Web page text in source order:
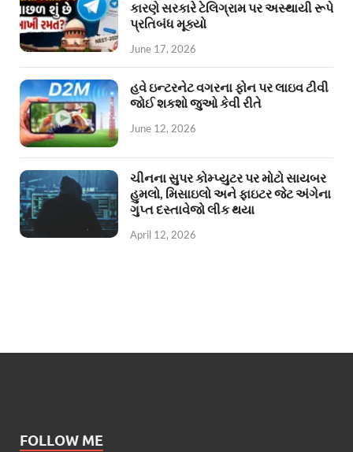
કારણે સરકારે ટેલિગ્રામ પર અસ્થાયી રૂપે
પ્રતિબંધ મૂક્યો
June 17, 2026
હવે ઇન્ટરનેટ વગરના ફોન પર લાઇવ ટીવી
જોઈ શકશો જુઓ કેવી રીતે
June 12, 2026
ચીનના સુપર કોમ્પ્યુટર પર મોટો સાયબર
હુમલો, મિસાઇલો અને ફાઇટર જેટ અંગેના
ગુપ્ત દસ્તાવેજો લીક થયા
April 12, 2026
FOLLOW ME